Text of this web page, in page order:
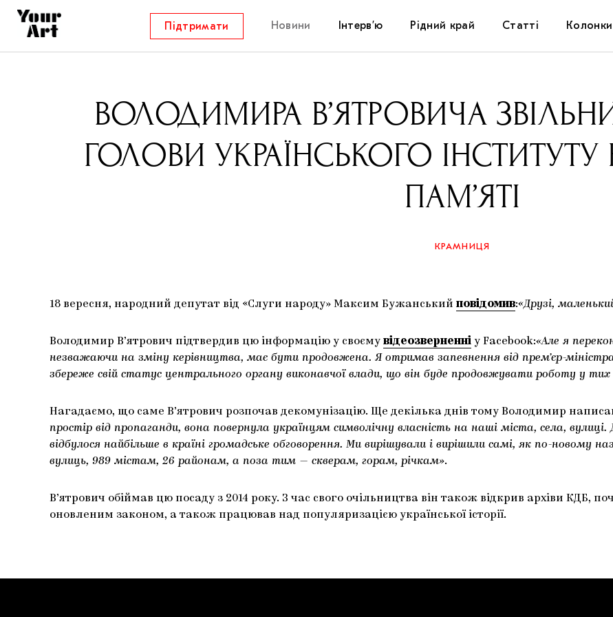
Підтримати Новини Інтерв’ю
Куратори
Архітектура
Рідний край
Самоорганізації
Освіта
Музеї
Артцентри
Статті
Коментарі
Історії
Конспекти
Колонки
ВОЛОДИМИРА В’ЯТРОВИЧА
ГОЛОВИ УКРАЇНСЬКОГО
ПАМ’ЯТІ
КРАМНИЦЯ
18 вересня, народний депутат від «Слуги народу» Максим Бужанський повідомив:«Друзі,
Володимир В’ятрович підтвердив цю інформацію у своєму відеозверненні у Facebook:«Але я
незважаючи на зміну керівництва, має бути продовжена. Я отримав запевнення від прем’єр-
збереже свій статус центрального органу виконавчої влади, що він буде продовжувати роботу у
Нагадаємо, що саме В’ятрович розпочав декомунізацію. Ще декілька днів тому Володимир
простір від пропаганди, вона повернула українцям символічну власність на наші міста, села,
відбулося найбільше в країні громадське обговорення. Ми вирішували і вирішили самі, як по-новому
вулиць, 989 містам, 26 районам, а поза тим — скверам, горам, річкам».
В’ятрович обіймав цю посаду з 2014 року. З час свого очільництва він також відкрив архіви КДБ,
оновленим законом, а також працював над популяризацією української історії.